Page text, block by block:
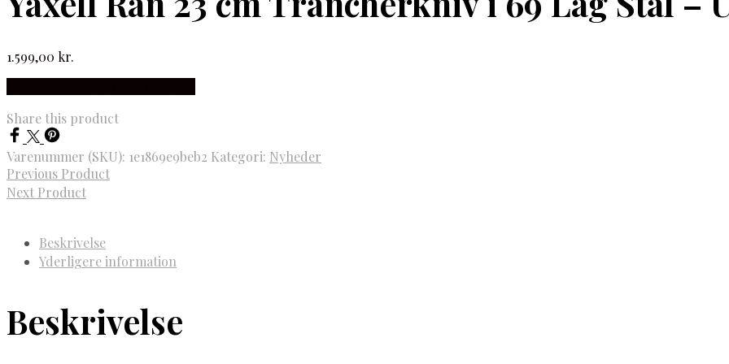
1.599,00 kr.
Share this product
Varenummer (SKU): 1e1869e9beb2 Kategori: Nyheder
Previous Product
Next Product
Beskrivelse
Yderligere information
Beskrivelse